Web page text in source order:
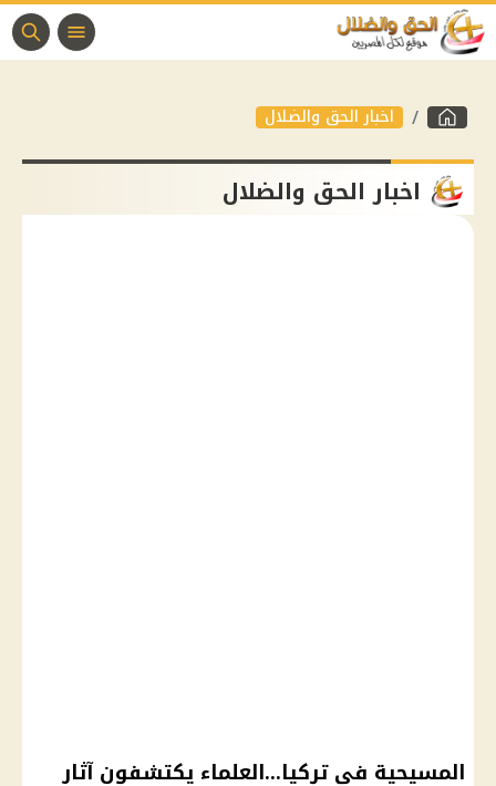
اخبار الحق والضلال
اخبار الحق والضلال
المسيحية فى تركيا...العلماء يكتشفون آثار